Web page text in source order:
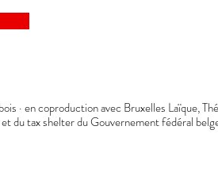
· en coproduction avec Bruxelles Laïque,
du tax shelter du Gouvernement fédéral